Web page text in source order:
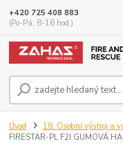
+420 725 408 883
(Po-Pá, 8-16 hod.)
Úvod 18. Osobní výstroj a
FIRESTAR-PL F2I GUMOVÁ